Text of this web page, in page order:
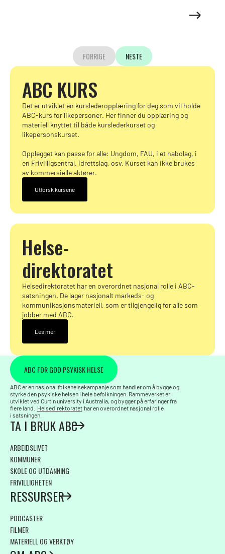
FORRIGE NESTE
ABC KURS
Det er utviklet en kurslederopplæring for deg som vil holde
ABC-kurs for likepersoner. Her finner du opplæring og
materiell knyttet til både kurslederkurset og
likepersonskurset.
Opplegget kan passe for alle: Ungdom, FAU, i et nabolag, i
en Frivilligsentral, idrettslag, osv. Kurset kan ikke brukes
av kommersielle aktører.
Utforsk kursene
Helse-
direktoratet
Helsedirektoratet har en overordnet nasjonal rolle i ABC-
satsningen. De lager nasjonalt markeds- og
kommunikasjonsmateriell, som er tilgjengelig for alle som
jobber med ABC.
Les mer
ABC FOR GOD PSYKISK HELSE
ABC er en nasjonal folkehelsekampanje som handler om å bygge og
styrke den psykiske helsen i hele befolkningen. Rammeverket er
utviklet ved Curtin university i Australia, og bygger på erfaringer fra
flere land.
Helsedirektoratet har en overordnet nasjonal rolle
i satsningen.
TA I BRUK ABC
ARBEIDSLIVET
KOMMUNER
SKOLE OG UTDANNING
FRIVILLIGHETEN
RESSURSER
PODCASTER
FILMER
MATERIELL OG VERKTØY